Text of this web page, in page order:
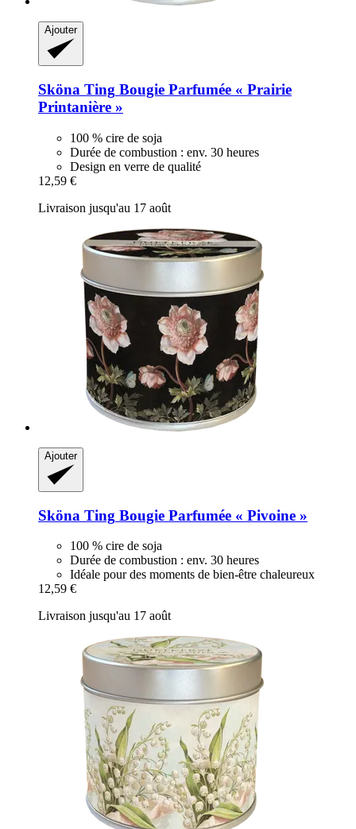
Ajouter
Sköna Ting Bougie Parfumée « Prairie
Printanière »
100 % cire de soja
Durée de combustion : env. 30 heures
Design en verre de qualité
12,59 €
Livraison jusqu'au 17 août
Ajouter
Sköna Ting Bougie Parfumée « Pivoine »
100 % cire de soja
Durée de combustion : env. 30 heures
Idéale pour des moments de bien-être chaleureux
12,59 €
Livraison jusqu'au 17 août